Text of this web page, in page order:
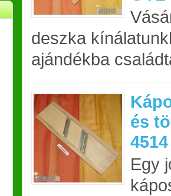
deszka
ajándékba
és
Egy